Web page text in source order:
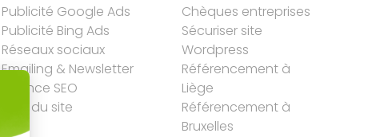
Publicité Google Ads
Publicité Bing Ads
Réseaux sociaux
Emailing & Newsletter
Agence SEO
Plan du site
Chèques entreprises
Sécuriser site
Wordpress
Référencement à
Liège
Référencement à
Bruxelles